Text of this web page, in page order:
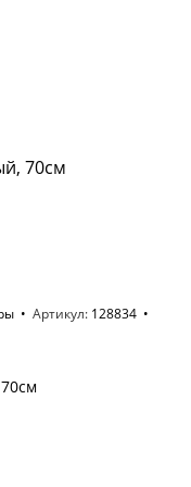
70см
Артикул 128834